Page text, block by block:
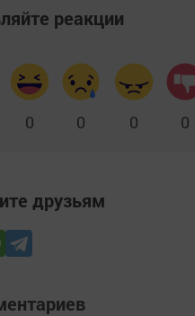
реакции
0 0 0 0
друзьям